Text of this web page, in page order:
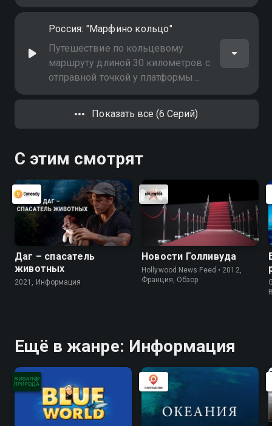
Россия: "Марфино кольцо"
Путешествие по кольцевому
маршруту длиной 30 километров с
отправной точкой у платформы
Депо. Маршрут пролегает через
леса, поля и старинные усадьбы
Показать все (6 Серий)
С этим смотрят
Даг – спасатель
животных
2021, Информация
Новости Голливуда
Hollywood News Feed • 2012,
Франция, Обзор
Ещё в жанре: Информация